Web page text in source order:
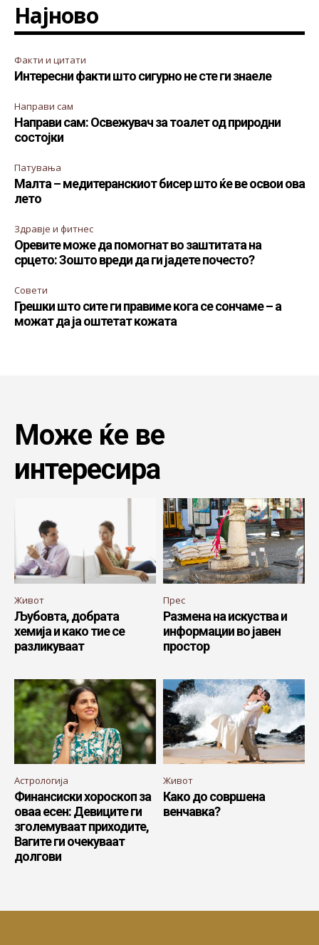
Најново
Факти и цитати
Интересни факти што сигурно не сте ги знаеле
Направи сам
Направи сам: Освежувач за тоалет од природни
состојки
Патувања
Малта – медитеранскиот бисер што ќе ве освои ова
лето
Здравје и фитнес
Оревите може да помогнат во заштитата на
срцето: Зошто вреди да ги јадете почесто?
Совети
Грешки што сите ги правиме кога се сончаме – а
можат да ја оштетат кожата
Може ќе ве
интересира
Живот
Љубовта, добрата
хемија и како тие се
разликуваат
Прес
Размена на искуства и
информации во јавен
простор
Астрологија
Финансиски хороскоп за
оваа есен: Девиците ги
зголемуваат приходите,
Вагите ги очекуваат
долгови
Живот
Како до совршена
венчавка?